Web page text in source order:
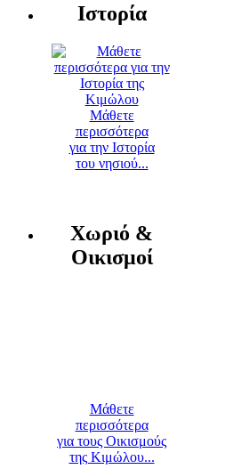
Ιστορία
Μάθετε
περισσότερα
για την Ιστορία
του νησιού...
Χωριό &
Οικισμοί
Μάθετε
περισσότερα
για τους Οικισμούς
της Κιμώλου...